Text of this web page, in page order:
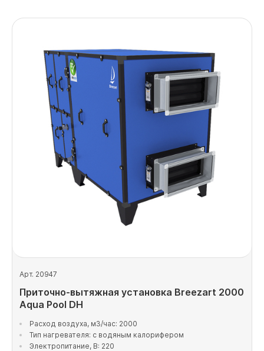
Арт. 20947
Приточно-вытяжная установка Breezart 2000
Aqua Pool DH
Расход воздуха, м3/час: 2000
Тип нагревателя: с водяным калорифером
Электропитание, В: 220